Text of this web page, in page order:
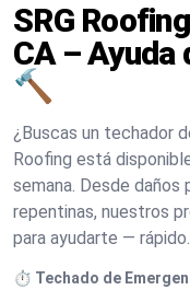
SRG
CA – Ayuda
🔨
¿Buscas un techador
Roofing está
semana. Desde
repentinas, nuestros
para ayudarte — rápido.
⏱️ Techado de